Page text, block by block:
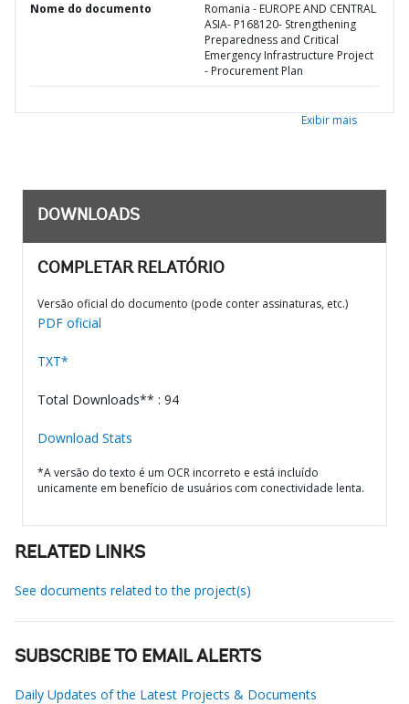
Nome do documento
Romania - EUROPE AND CENTRAL
ASIA- P168120- Strengthening
Preparedness and Critical
Emergency Infrastructure Project
- Procurement Plan
Exibir mais
DOWNLOADS
COMPLETAR RELATÓRIO
Versão oficial do documento (pode conter assinaturas, etc.)
PDF oficial
TXT*
Total Downloads** : 94
Download Stats
*A versão do texto é um OCR incorreto e está incluído
unicamente em benefício de usuários com conectividade lenta.
RELATED LINKS
See documents related to the project(s)
SUBSCRIBE TO EMAIL ALERTS
Daily Updates of the Latest Projects & Documents